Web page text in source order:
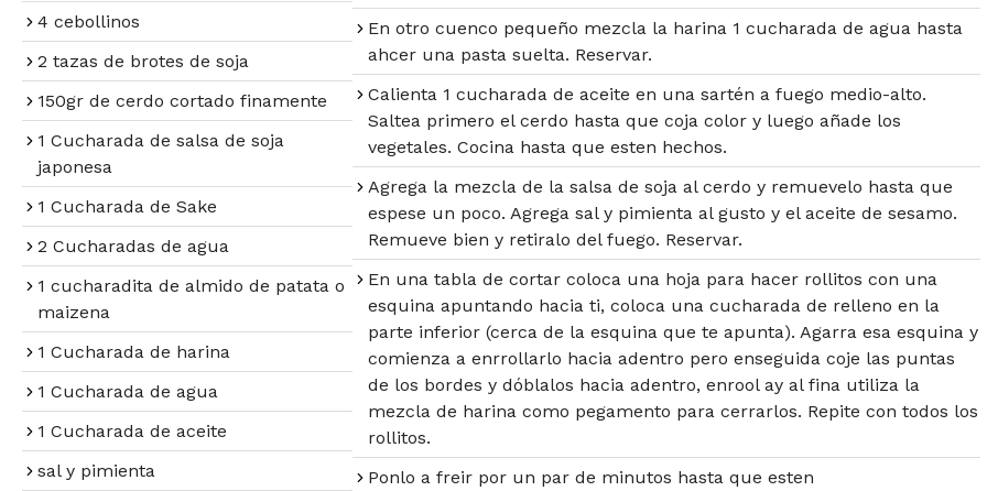
4 cebollinos
2 tazas de brotes de soja
150gr de cerdo cortado finamente
1 Cucharada de salsa de soja
japonesa
1 Cucharada de Sake
2 Cucharadas de agua
1 cucharadita de almido de patata o
maizena
1 Cucharada de harina
1 Cucharada de agua
1 Cucharada de aceite
sal y pimienta
En otro cuenco pequeño mezcla la harina 1 cucharada de agua hasta
ahcer una pasta suelta. Reservar.
Calienta 1 cucharada de aceite en una sartén a fuego medio-alto.
Saltea primero el cerdo hasta que coja color y luego añade los
vegetales. Cocina hasta que esten hechos.
Agrega la mezcla de la salsa de soja al cerdo y remuevelo hasta que
espese un poco. Agrega sal y pimienta al gusto y el aceite de sesamo.
Remueve bien y retiralo del fuego. Reservar.
En una tabla de cortar coloca una hoja para hacer rollitos con una
esquina apuntando hacia ti, coloca una cucharada de relleno en la
parte inferior (cerca de la esquina que te apunta). Agarra esa esquina y
comienza a enrrollarlo hacia adentro pero enseguida coje las puntas
de los bordes y dóblalos hacia adentro, enrool ay al fina utiliza la
mezcla de harina como pegamento para cerrarlos. Repite con todos los
rollitos.
Ponlo a freir por un par de minutos hasta que esten